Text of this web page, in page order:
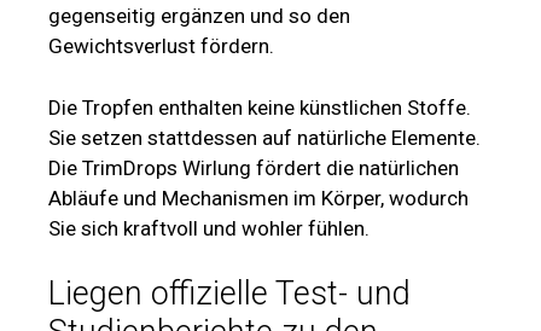
gegenseitig ergänzen und so den
Gewichtsverlust fördern.
Die Tropfen enthalten keine künstlichen Stoffe.
Sie setzen stattdessen auf natürliche Elemente.
Die TrimDrops Wirlung fördert die natürlichen
Abläufe und Mechanismen im Körper, wodurch
Sie sich kraftvoll und wohler fühlen.
Liegen offizielle Test- und